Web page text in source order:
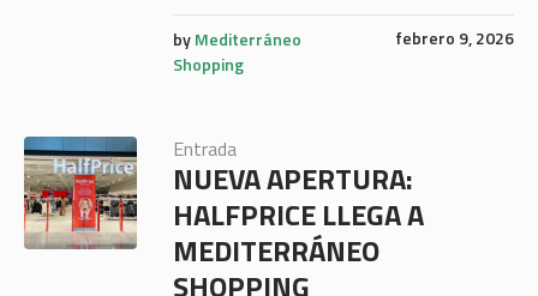
febrero 9, 2026
byMediterráneo
Shopping
Entrada
NUEVA APERTURA:
HALFPRICE LLEGA A
MEDITERRÁNEO
SHOPPING